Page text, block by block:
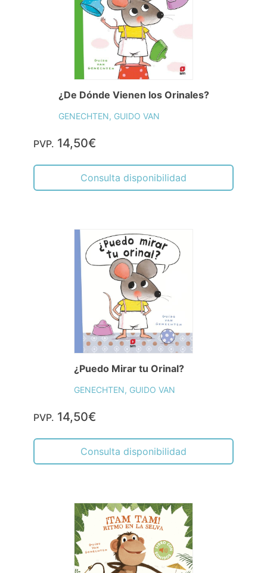
¿De Dónde Vienen los Orinales?
GENECHTEN, GUIDO VAN
PVP. 14,50€
Consulta disponibilidad
¿Puedo Mirar tu Orinal?
GENECHTEN, GUIDO VAN
PVP. 14,50€
Consulta disponibilidad